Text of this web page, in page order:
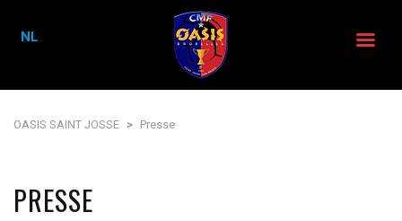
OASIS SAINT JOSSE > Presse
PRESSE
NL